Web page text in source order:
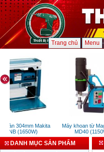
Trang chủ Menu
bàn 304mm Makita
(1650W)
Máy khoan từ
MD40
DANH MỤC SẢN PHẨM